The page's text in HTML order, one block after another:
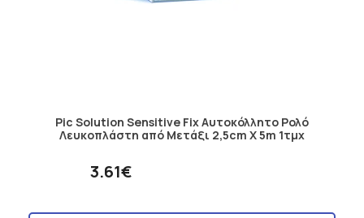
Pic Solution Sensitive Fix Αυτοκόλλητο Ρολό
Λευκοπλάστη από Μετάξι 2,5cm Χ 5m 1τμχ
3.61€